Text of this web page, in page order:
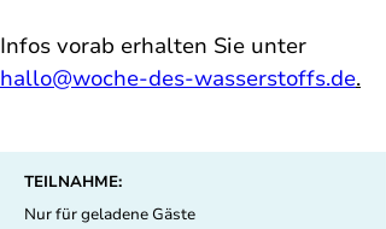
Infos vorab erhalten Sie unter
hallo@woche-des-wasserstoffs.de.
TEILNAHME:
Nur für geladene Gäste